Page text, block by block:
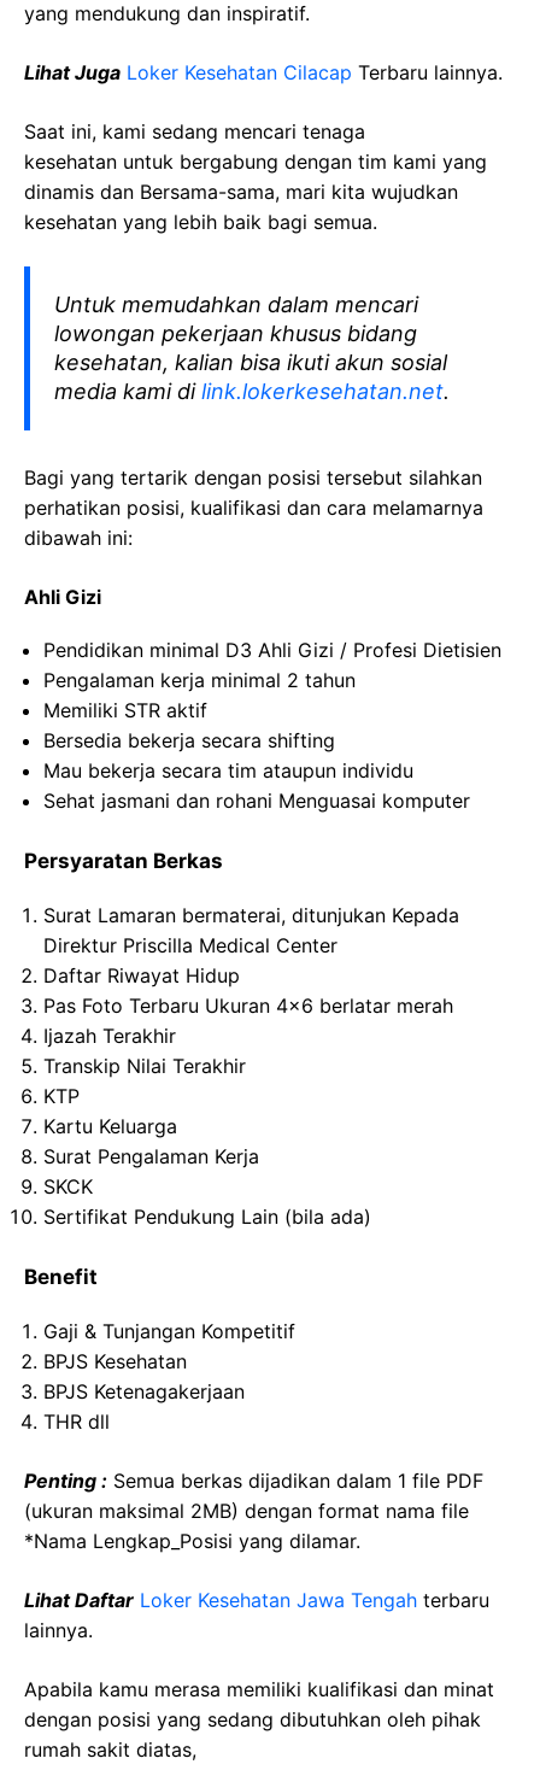
yang mendukung dan inspiratif.
Lihat Juga Loker Kesehatan Cilacap Terbaru lainnya.
Saat ini, kami sedang mencari tenaga
kesehatan untuk bergabung dengan tim kami yang
dinamis dan Bersama-sama, mari kita wujudkan
kesehatan yang lebih baik bagi semua.
Untuk memudahkan dalam mencari
lowongan pekerjaan khusus bidang
kesehatan, kalian bisa ikuti akun sosial
media kami dilink.lokerkesehatan.net.
Bagi yang tertarik dengan posisi tersebut silahkan
perhatikan posisi, kualifikasi dan cara melamarnya
dibawah ini:
Ahli Gizi
Pendidikan minimal D3 Ahli Gizi / Profesi Dietisien
Pengalaman kerja minimal 2 tahun
Memiliki STR aktif
Bersedia bekerja secara shifting
Mau bekerja secara tim ataupun individu
Sehat jasmani dan rohani Menguasai komputer
Persyaratan Berkas
Surat Lamaran bermaterai, ditunjukan Kepada
Direktur Priscilla Medical Center
Daftar Riwayat Hidup
Pas Foto Terbaru Ukuran 4×6 berlatar merah
Ijazah Terakhir
Transkip Nilai Terakhir
KTP
Kartu Keluarga
Surat Pengalaman Kerja
SKCK
Sertifikat Pendukung Lain (bila ada)
Benefit
Gaji & Tunjangan Kompetitif
BPJS Kesehatan
BPJS Ketenagakerjaan
THR dll
Penting : Semua berkas dijadikan dalam 1 file PDF
(ukuran maksimal 2MB) dengan format nama file
*Nama Lengkap_Posisi yang dilamar.
Lihat Daftar Loker Kesehatan Jawa Tengah terbaru
lainnya.
Apabila kamu merasa memiliki kualifikasi dan minat
dengan posisi yang sedang dibutuhkan oleh pihak
rumah sakit diatas,